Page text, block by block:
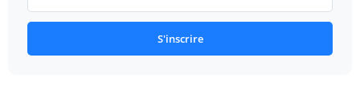
S'inscrire